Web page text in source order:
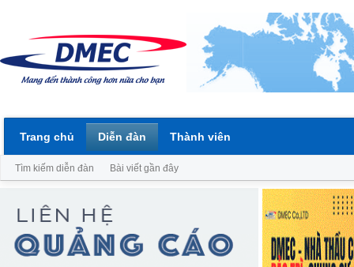
Trang chủ Diễn đàn
Tìm kiếm diễn đàn Bài viết gần đây
Thành viên